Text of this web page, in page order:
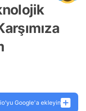
Google'a ekleyin